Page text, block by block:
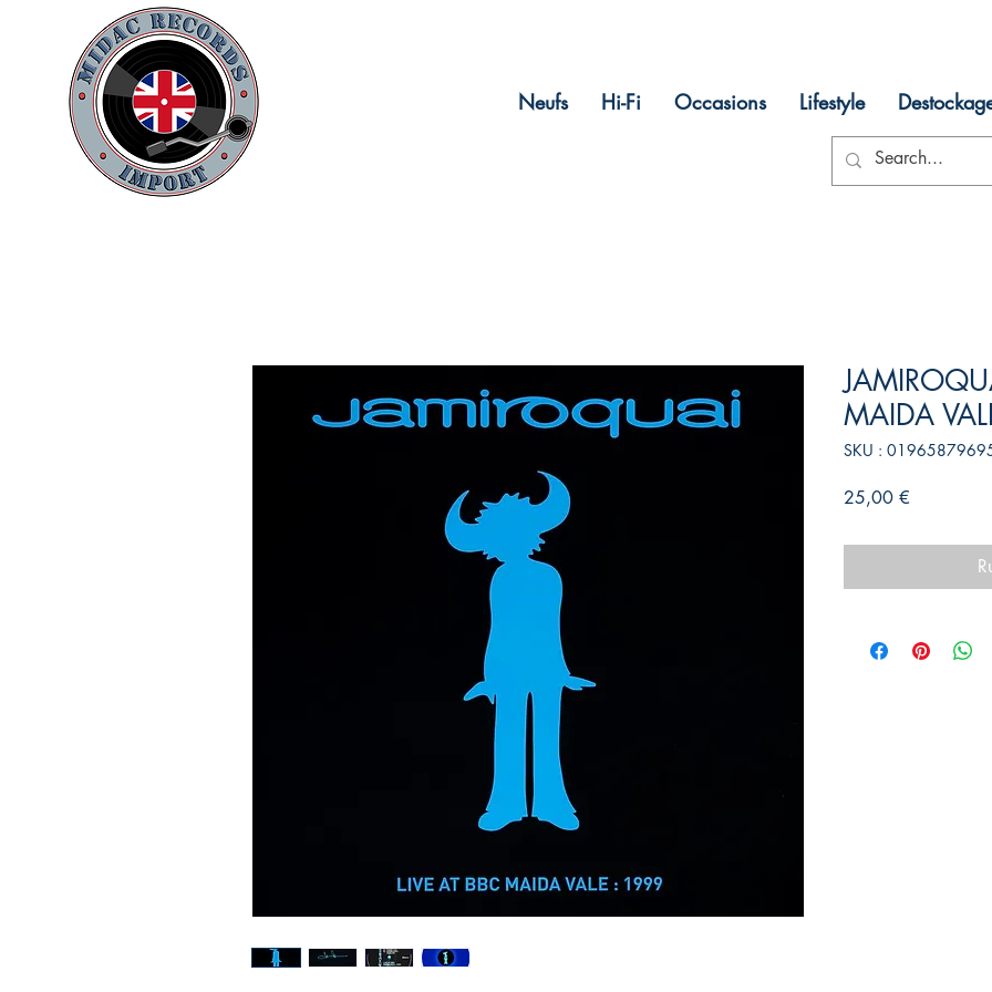
Neufs Hi-Fi Occasions Lifestyle
MAIDA
SKU :
25,00 €